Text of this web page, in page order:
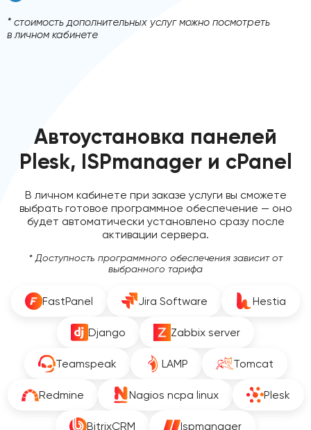
* стоимость дополнительных услуг можно посмотреть
в личном кабинете
Автоустановка панелей
Plesk, ISPmanager и cPanel
В личном кабинете при заказе услуги вы сможете
выбрать готовое программное обеспечение — оно
будет автоматически установлено сразу после
активации сервера.
* Доступность программного обеспечения зависит от
выбранного тарифа
FastPanel Jira Software Hestia
Django Zabbix server
Teamspeak LAMP Tomcat
Redmine Nagios ncpa linux Plesk
BitrixCRM Ispmanager